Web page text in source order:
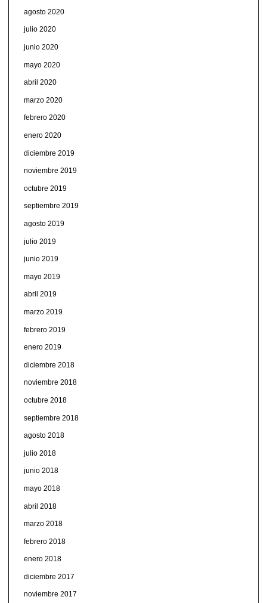
agosto 2020
julio 2020
junio 2020
mayo 2020
abril 2020
marzo 2020
febrero 2020
enero 2020
diciembre 2019
noviembre 2019
octubre 2019
septiembre 2019
agosto 2019
julio 2019
junio 2019
mayo 2019
abril 2019
marzo 2019
febrero 2019
enero 2019
diciembre 2018
noviembre 2018
octubre 2018
septiembre 2018
agosto 2018
julio 2018
junio 2018
mayo 2018
abril 2018
marzo 2018
febrero 2018
enero 2018
diciembre 2017
noviembre 2017